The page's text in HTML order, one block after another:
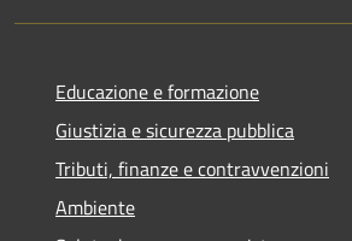
Educazione e formazione
Giustizia e sicurezza pubblica
Tributi, finanze e contravvenzioni
Ambiente